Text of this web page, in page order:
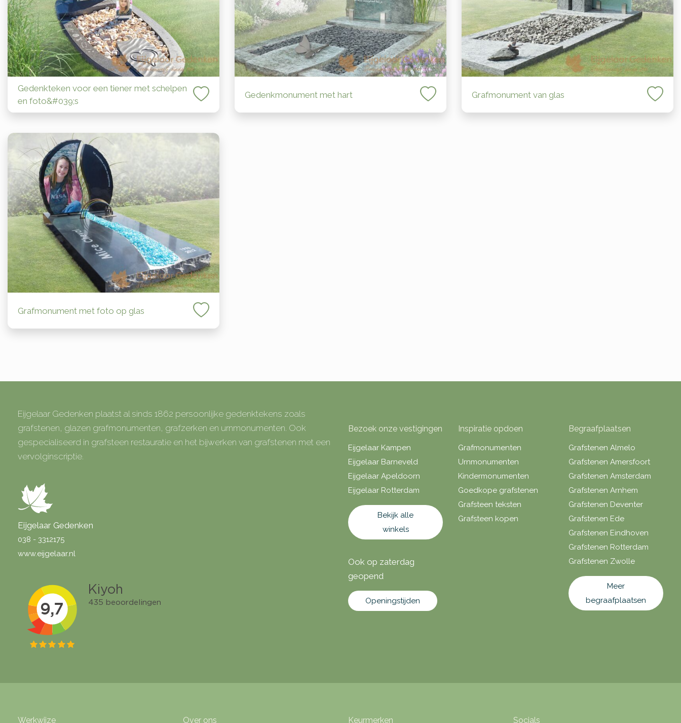
Gedenkteken voor een tiener met schelpen
en foto&#039;s
Gedenkmonument met hart Grafmonument van glas
Grafmonument met foto op glas
Eijgelaar Gedenken plaatst al sinds 1862 persoonlijke gedenktekens zoals
grafstenen, glazen grafmonumenten, grafzerken en urnmonumenten. Ook
gespecialiseerd in grafsteen restauratie en het bijwerken van grafstenen met een
vervolginscriptie.
Eijgelaar Gedenken
038 - 3312175
www.eijgelaar.nl
Bezoek onze vestigingen
Eijgelaar Kampen
Eijgelaar Barneveld
Eijgelaar Apeldoorn
Eijgelaar Rotterdam
Bekijk alle
winkels
Ook op zaterdag
geopend
Openingstijden
Inspiratie opdoen
Grafmonumenten
Urnmonumenten
Kindermonumenten
Goedkope grafstenen
Grafsteen teksten
Grafsteen kopen
Begraafplaatsen
Grafstenen Almelo
Grafstenen Amersfoort
Grafstenen Amsterdam
Grafstenen Arnhem
Grafstenen Deventer
Grafstenen Ede
Grafstenen Eindhoven
Grafstenen Rotterdam
Grafstenen Zwolle
Meer
begraafplaatsen
Werkwijze Over ons Keurmerken Socials